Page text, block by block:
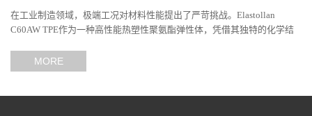
在工业制造领域，极端工况对材料性能提出了严苛挑战。Elastollan
C60AW TPE作为一种高性能热塑性聚氨酯弹性体，凭借其独特的化学结
MORE